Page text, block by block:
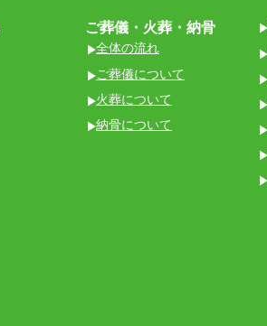
ご葬儀・火葬・納骨
全体の流れ
ご葬儀について
火葬について
納骨について